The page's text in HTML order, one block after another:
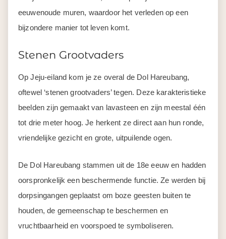
eeuwenoude muren, waardoor het verleden op een
bijzondere manier tot leven komt.
Stenen Grootvaders
Op Jeju-eiland kom je ze overal de Dol Hareubang,
oftewel ‘stenen grootvaders’ tegen. Deze karakteristieke
beelden zijn gemaakt van lavasteen en zijn meestal één
tot drie meter hoog. Je herkent ze direct aan hun ronde,
vriendelijke gezicht en grote, uitpuilende ogen.
De Dol Hareubang stammen uit de 18e eeuw en hadden
oorspronkelijk een beschermende functie. Ze werden bij
dorpsingangen geplaatst om boze geesten buiten te
houden, de gemeenschap te beschermen en
vruchtbaarheid en voorspoed te symboliseren.